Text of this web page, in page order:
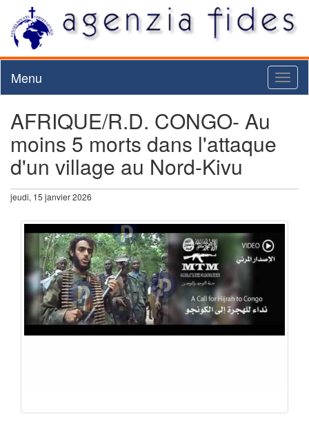
Menu
AFRIQUE/R.D. CONGO- Au
moins 5 morts dans l'attaque
d'un village au Nord-Kivu
jeudi, 15 janvier 2026